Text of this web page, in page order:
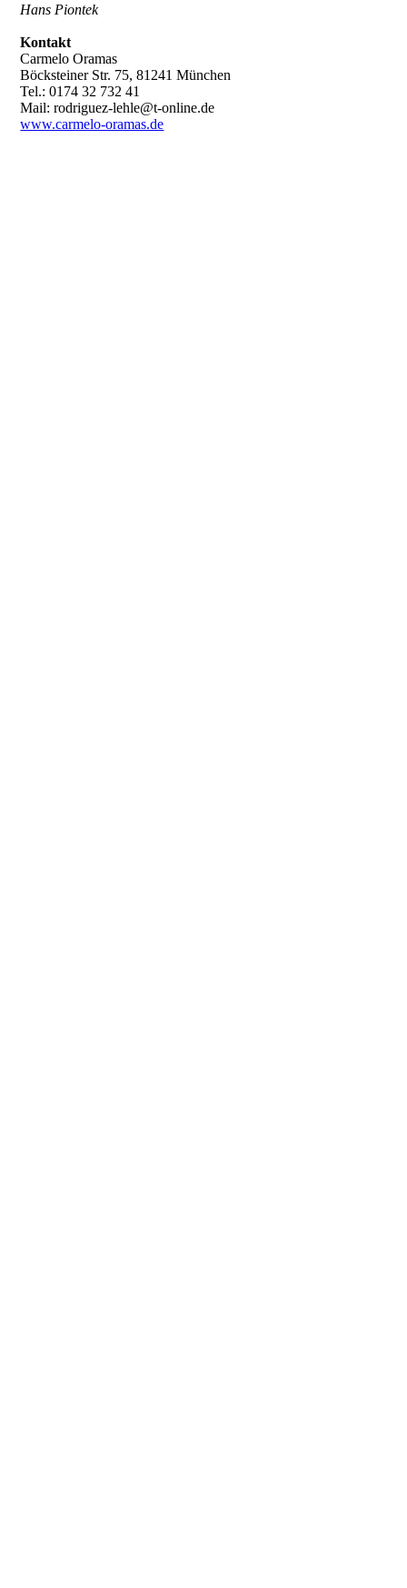
Hans Piontek
Kontakt
Carmelo Oramas
Böcksteiner Str. 75, 81241 München
Tel.: 0174 32 732 41
Mail: rodriguez-lehle@t-online.de
www.carmelo-oramas.de